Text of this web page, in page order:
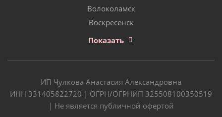
Волоколамск
Воскресенск
Показать
ИП Чулкова Анастасия Александровна
ИНН 331405822720 | ОГРН/ОГРНИП 325508100350519
| Не является публичной офертой